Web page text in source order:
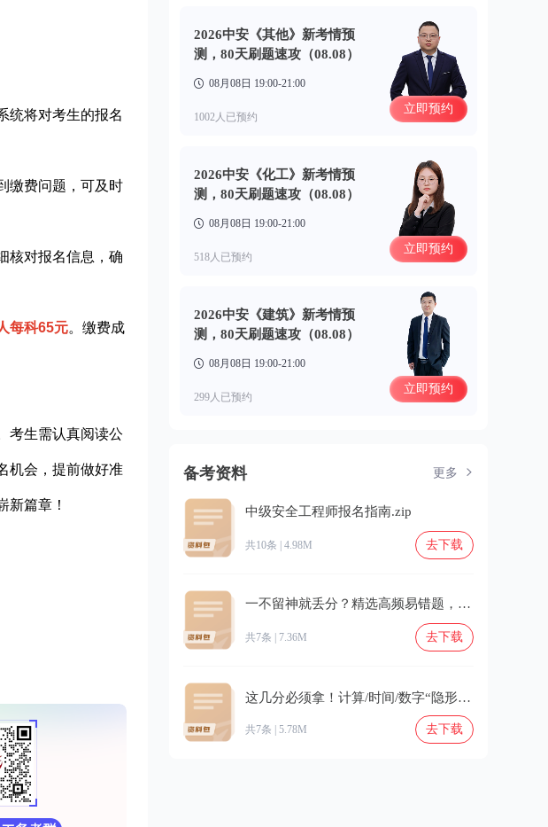
统将对考生的报名
缴费问题，可及时
核对报名信息，确
每科65元。缴费成
考生需认真阅读公
机会，提前做好准
新篇章！
2026中安《其他》新考情预
测，80天刷题速攻（08.08）
08月08日 19:00-21:00
1002人已预约
立即预约
2026中安《化工》新考情预
测，80天刷题速攻（08.08）
08月08日 19:00-21:00
518人已预约
立即预约
2026中安《建筑》新考情预
测，80天刷题速攻（08.08）
08月08日 19:00-21:00
299人已预约
立即预约
备考资料 更多
中级安全工程师报名指南.zip
共10条 | 4.98M 去下载
一不留神就丢分？精选高频易错题，避坑别错过！.zip
共7条 | 7.36M 去下载
这几分必须拿！计算/时间/数字“隐形坑”专项填平⚠️.zip
共7条 | 5.78M 去下载